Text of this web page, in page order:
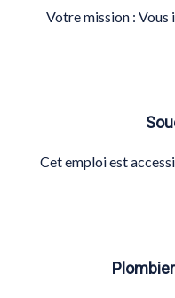
Votre mission : Vous
Cet emploi est